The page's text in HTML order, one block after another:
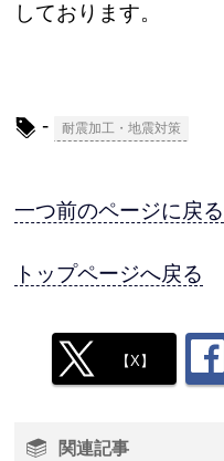
しております。
- 耐震加工・地震対策
一つ前のページに戻る
トップページへ戻る
【X】
関連記事